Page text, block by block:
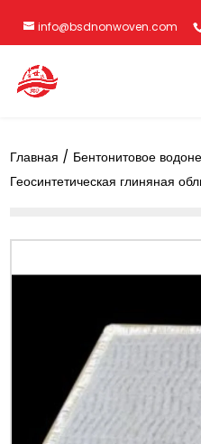
info@bsdnonwoven.com
Главная / Бентонитовое
Геосинтетическая глиняная